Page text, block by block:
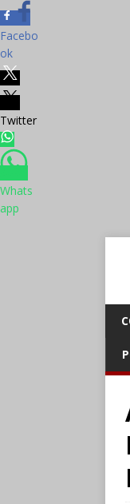
Facebo
ok
Twitter
Whats
app